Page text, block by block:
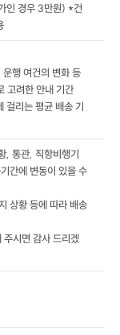
인 경우 3만원) *건
행 여건의 변화 등
고려한 안내 기간
걸리는 평균 배송 기
, 통관, 직항비행기
간에 변동이 있을 수
상황 등에 따라 배송
시면 감사 드리겠